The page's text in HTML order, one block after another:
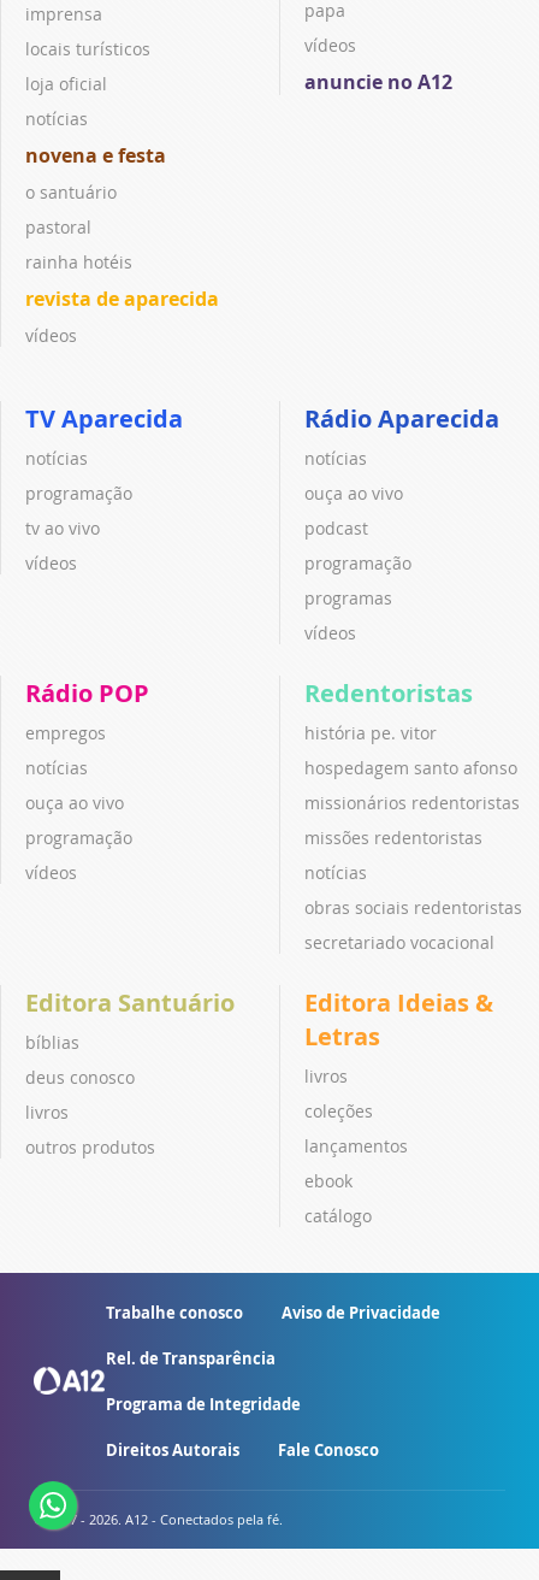
imprensa
locais turísticos
loja oficial
notícias
novena e festa
o santuário
pastoral
rainha hotéis
revista de aparecida
vídeos
papa
vídeos
anuncie no A12
TV Aparecida
notícias
programação
tv ao vivo
vídeos
Rádio Aparecida
notícias
ouça ao vivo
podcast
programação
programas
vídeos
Rádio POP
empregos
notícias
ouça ao vivo
programação
vídeos
Redentoristas
história pe. vitor
hospedagem santo afonso
missionários redentoristas
missões redentoristas
notícias
obras sociais redentoristas
secretariado vocacional
Editora Santuário
bíblias
deus conosco
livros
outros produtos
Editora Ideias &
Letras
livros
coleções
lançamentos
ebook
catálogo
Trabalhe conosco Aviso de Privacidade
Rel. de Transparência
Programa de Integridade
Direitos Autorais Fale Conosco
© 2007 - 2026. A12 - Conectados pela fé.